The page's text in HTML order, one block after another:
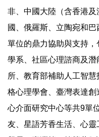
非、中國大陸（含香港
國、俄羅斯、立陶宛和
單位的鼎力協助與支持
學系、社區心理諮商及
所、教育部補助人工智
格心理學會、臺灣表達
心介面研究中心等共9單
友、星語芳香生活、心